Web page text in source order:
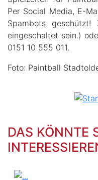
Per Social Media, E-
Spambots
eingeschaltet sein.)
0151 10 555 011.
Foto: Paintball
DAS KÖNNTE